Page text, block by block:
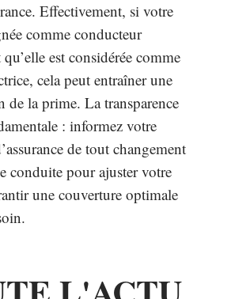
Effectivement, si votre
comme conducteur
est considérée comme
cela peut entraîner une
de la prime. La transparence
: informez votre
de tout changement
conduite pour ajuster votre
une couverture optimale